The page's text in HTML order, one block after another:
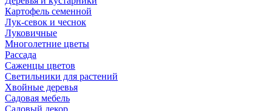
Картофель семенной
Лук-севок и чеснок
Луковичные
Многолетние цветы
Рассада
Саженцы цветов
Светильники для растений
Хвойные деревья
Садовая мебель
Садовый декор